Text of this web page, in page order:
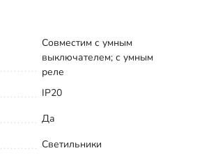
Совместим с умным
выключателем; с умным
реле
IP20
Да
Светильники